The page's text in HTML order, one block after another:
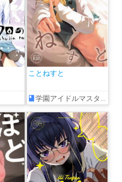
ことねすと
学園アイドルマスター